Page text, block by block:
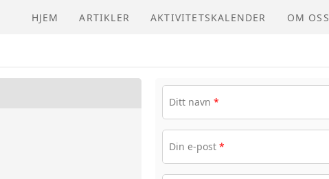
HJEM ARTIKLER AKTIVITETSKALENDER OM OSS
Ditt navn *
Din e-post *